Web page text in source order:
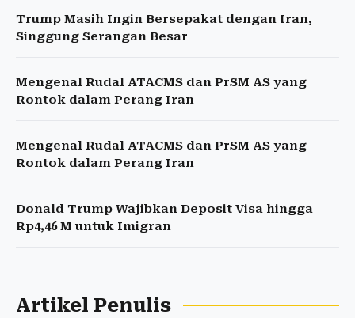
Trump Masih Ingin Bersepakat dengan Iran,
Singgung Serangan Besar
Mengenal Rudal ATACMS dan PrSM AS yang
Rontok dalam Perang Iran
Mengenal Rudal ATACMS dan PrSM AS yang
Rontok dalam Perang Iran
Donald Trump Wajibkan Deposit Visa hingga
Rp4,46 M untuk Imigran
Artikel Penulis